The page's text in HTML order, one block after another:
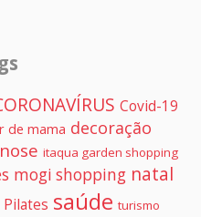
Covid-19
de mama decoração
itaqua garden shopping
mogi shopping natal
Pilates saúde turismo